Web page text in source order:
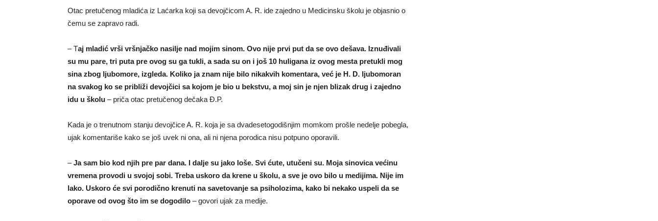
Otac pretučenog mladića iz Laćarka koji sa devojčicom A. R. ide zajedno u Medicinsku školu je objasnio o
čemu se zapravo radi.
– Taj mladić vrši vršnjačko nasilje nad mojim sinom. Ovo nije prvi put da se ovo dešava. Iznuđivali
su mu pare, tri puta pre ovog su ga tukli, a sada su on i još 10 huligana iz ovog mesta pretukli mog
sina zbog ljubomore, izgleda. Koliko ja znam nije bilo nikakvih komentara, već je H. D. ljubomoran
na svakog ko se približi devojčici sa kojom je bio u bekstvu, a moj sin je njen blizak drug i zajedno
idu u školu – priča otac pretučenog dečaka Đ.P.
Kada je o trenutnom stanju devojčice A. R. koja je sa dvadesetogodišnjim momkom prošle nedelje pobegla,
ujak komentariše kako se još uvek ni ona, ali ni njena porodica nisu potpuno oporavili.
–Ja sam bio kod njih pre par dana. I dalje su jako loše. Svi ćute, utučeni su. Moja sinovica većinu
vremena provodi u svojoj sobi. Treba uskoro da krene u školu, a sve je ovo bilo u medijima. Nije im
lako. Uskoro će svi porodično krenuti na savetovanje sa psiholozima, kako bi nekako uspeli da se
oporave od ovog što im se dogodilo – govori ujak za medije.